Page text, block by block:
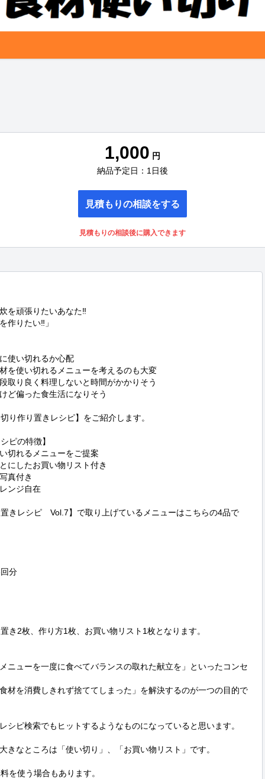
1,000 円
納品予定日：1日後
見積もりの相談をする
見積もりの相談後に購入できます
を頑張りたいあなた‼
作りたい‼」
使い切れるか心配
を使い切れるメニューを考えるのも大変
取り良く料理しないと時間がかかりそう
ど偏った食生活になりそう
り作り置きレシピ】をご紹介します。
ピの特徴】
切れるメニューをご提案
にしたお買い物リスト付き
真付き
ンジ自在
きレシピ　Vol.7】で取り上げているメニューはこちらの4品で
分
き2枚、作り方1枚、お買い物リスト1枚となります。
ニューを一度に食べてバランスの取れた献立を」といったコンセ
材を消費しきれず捨ててしまった」を解決するのが一つの目的で
シピ検索でもヒットするようなものになっていると思います。
きなところは「使い切り」、「お買い物リスト」です。
を使う場合もあります。